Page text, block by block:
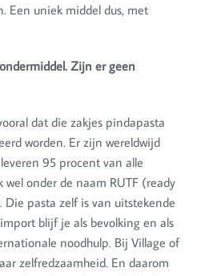
Een uniek middel dus, met
Zijn er geen
dat die zakjes pindapasta
worden. Er zijn wereldwijd
95 procent van alle
onder de naam RUTF (ready
pasta zelf is van uitstekende
blijf je als bevolking en als
noodhulp. Bij Village of
zelfredzaamheid. En daarom